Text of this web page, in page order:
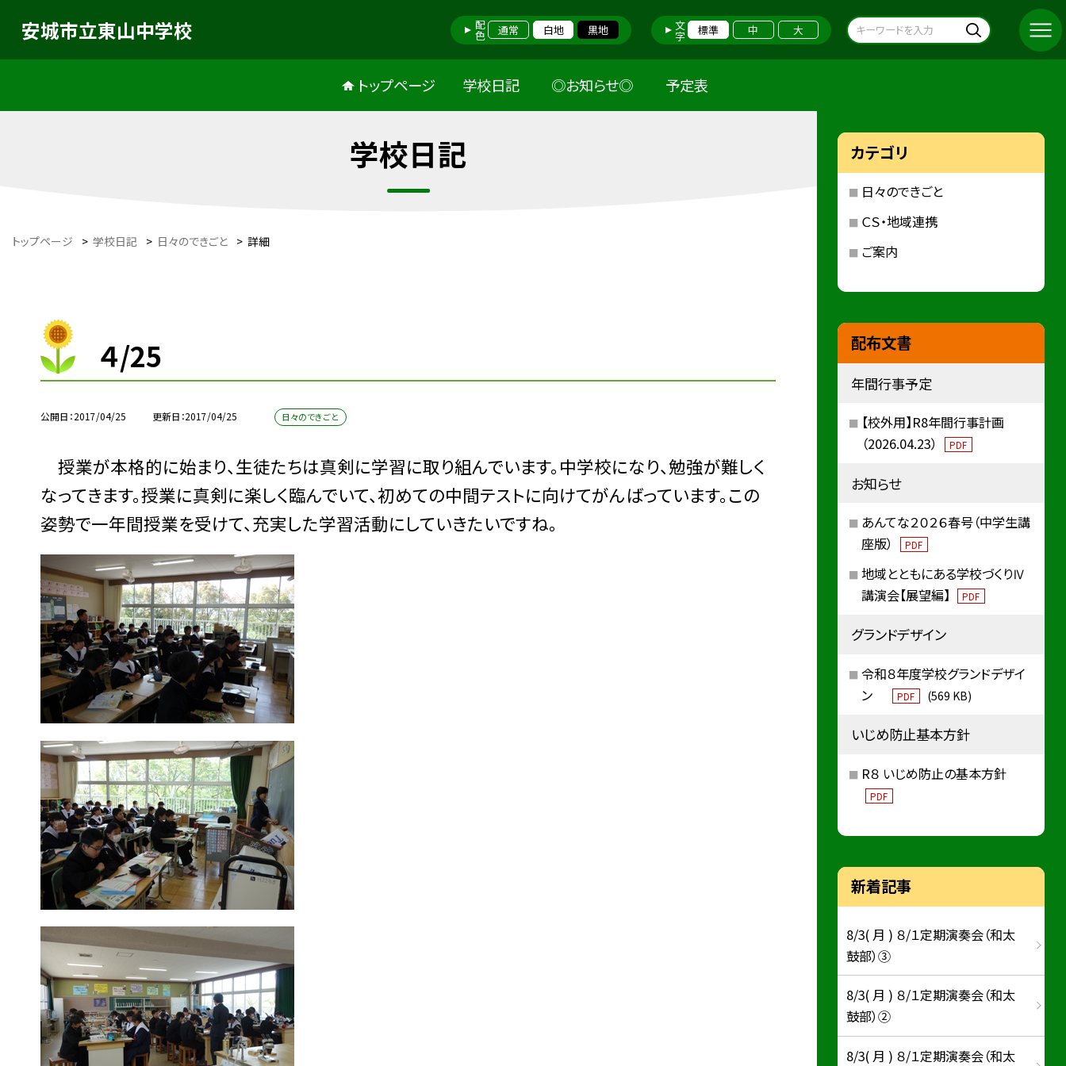
安城市立東山中学校 配色 通常 白地 黒地 文字 標準 中 大
トップページ 学校日記 ◎お知らせ◎ 予定表
学校日記
トップページ > 学校日記 > 日々のできごと > 詳細
４/25
公開日 2017/04/25 更新日 2017/04/25 日々のできごと
授業が本格的に始まり、生徒たちは真剣に学習に取り組んでいます。中学校になり、勉強が難しく
なってきます。授業に真剣に楽しく臨んでいて、初めての中間テストに向けてがんばっています。この
姿勢で一年間授業を受けて、充実した学習活動にしていきたいですね。
カテゴリ
日々のできごと
ＣＳ・地域連携
ご案内
配布文書
年間行事予定
【校外用】R8年間行事計画
（2026.04.23）
PDF
お知らせ
あんてな２０２６春号（中学生講
座版）
PDF
地域とともにある学校づくりⅣ
講演会【展望編】
PDF
グランドデザイン
令和８年度学校グランドデザイ
ン
PDF (569 KB)
いじめ防止基本方針
R８ いじめ防止の基本方針
PDF
新着記事
8/3( 月 ) ８/１定期演奏会（和太
鼓部）③
8/3( 月 ) ８/１定期演奏会（和太
鼓部）②
8/3( 月 ) ８/１定期演奏会（和太